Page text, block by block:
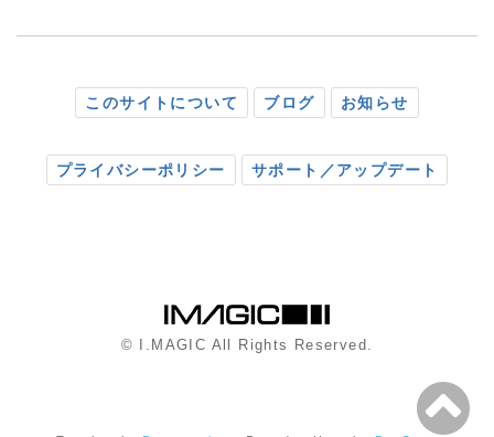
このサイトについて ブログ お知らせ
プライバシーポリシー サポート／アップデート
© I.MAGIC All Rights Reserved.